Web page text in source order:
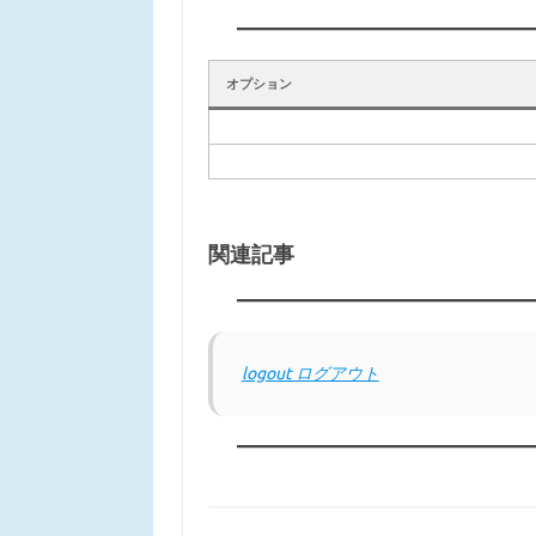
オプション
関連記事
logout ログアウト